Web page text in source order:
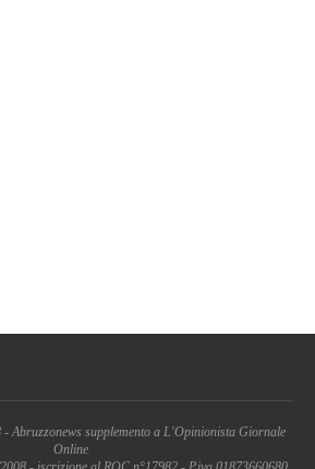
Abruzzonews supplemento a L'Opinionista Giornale
Online